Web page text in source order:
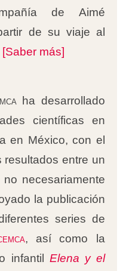
de Aimé
de su viaje al
[Saber más]
ha desarrollado
científicas en
en México, con el
resultados entre un
necesariamente
la publicación
series de
, así como la
infantil Elena y el